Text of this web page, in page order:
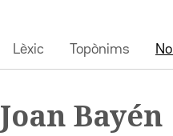
Lèxic Topònims
Joan Bayén